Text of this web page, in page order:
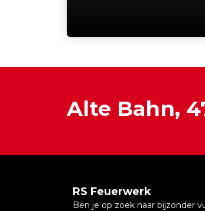
Alte Bahn,
RS Feuerwerk
Ben je op zoek naar bijzonder